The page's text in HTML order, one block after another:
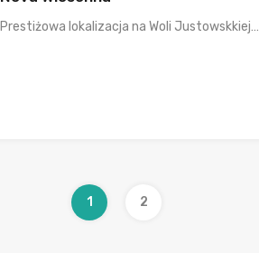
Prestiżowa lokalizacja na Woli Justowskkiej…
1 2